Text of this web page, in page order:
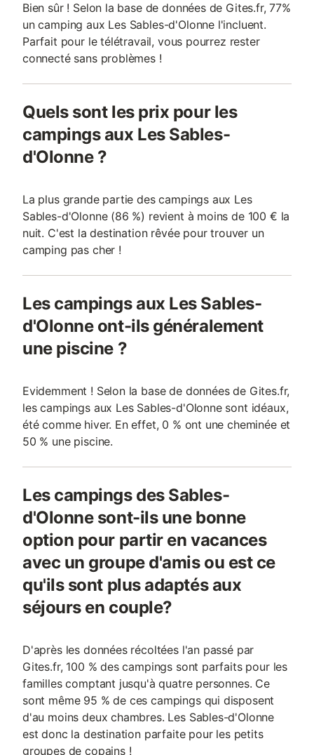
Bien sûr ! Selon la base de données de Gites.fr, 77%
un camping aux Les Sables-d'Olonne l'incluent.
Parfait pour le télétravail, vous pourrez rester
connecté sans problèmes !
Quels sont les prix pour les
campings aux Les Sables-
d'Olonne ?
La plus grande partie des campings aux Les
Sables-d'Olonne (86 %) revient à moins de 100 € la
nuit. C'est la destination rêvée pour trouver un
camping pas cher !
Les campings aux Les Sables-
d'Olonne ont-ils généralement
une piscine ?
Evidemment ! Selon la base de données de Gites.fr,
les campings aux Les Sables-d'Olonne sont idéaux,
été comme hiver. En effet, 0 % ont une cheminée et
50 % une piscine.
Les campings des Sables-
d'Olonne sont-ils une bonne
option pour partir en vacances
avec un groupe d'amis ou est ce
qu'ils sont plus adaptés aux
séjours en couple?
D'après les données récoltées l'an passé par
Gites.fr, 100 % des campings sont parfaits pour les
familles comptant jusqu'à quatre personnes. Ce
sont même 95 % de ces campings qui disposent
d'au moins deux chambres. Les Sables-d'Olonne
est donc la destination parfaite pour les petits
groupes de copains !